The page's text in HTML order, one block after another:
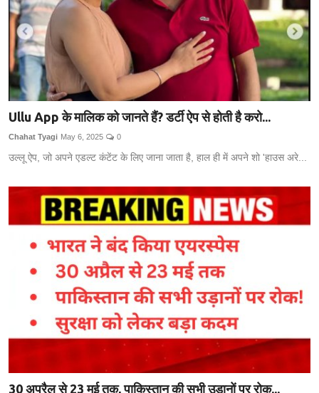
Ullu App के मालिक को जानते हैं? डर्टी ऐप से होती है करो...
Chahat Tyagi May 6, 2025 0
उल्लू ऐप, जो अपने एडल्ट कंटेंट के लिए जाना जाता है, हाल ही में अपने शो 'हाउस अरे...
30 अप्रैल से 23 मई तक, पाकिस्तान की सभी उड़ानों पर रोक...